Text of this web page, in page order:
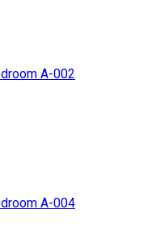
A-002
A-004